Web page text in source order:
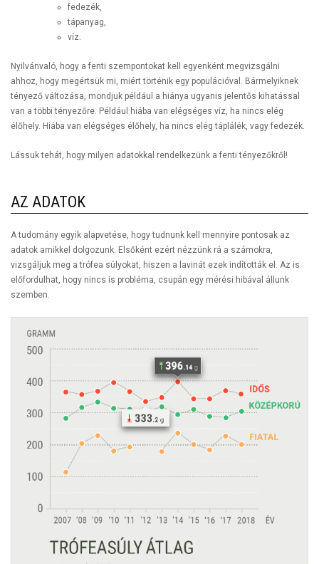
fedezék,
tápanyag,
víz.
Nyilvánvaló, hogy a fenti szempontokat kell egyenként megvizsgálni
ahhoz, hogy megértsük mi, miért történik egy populációval. Bármelyiknek
tényező változása, mondjuk például a hiánya ugyanis jelentős kihatással
van a többi tényezőre. Például hiába van elégséges víz, ha nincs elég
élőhely. Hiába van elégséges élőhely, ha nincs elég táplálék, vagy fedezék.
Lássuk tehát, hogy milyen adatokkal rendelkezünk a fenti tényezőkről!
AZ ADATOK
A tudomány egyik alapvetése, hogy tudnunk kell mennyire pontosak az
adatok amikkel dolgozunk. Elsőként ezért nézzünk rá a számokra,
vizsgáljuk meg a trófea súlyokat, hiszen a lavinát ezek indították el. Az is
előfordulhat, hogy nincs is probléma, csupán egy mérési hibával állunk
szemben.